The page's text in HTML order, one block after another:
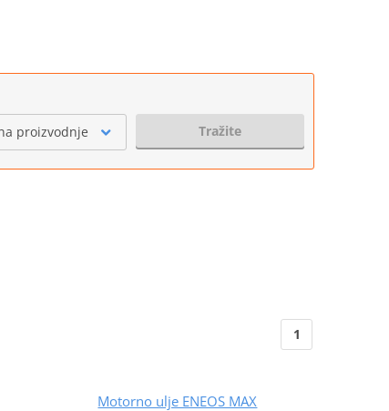
proizvodnje Tražite
1
Motorno ulje ENEOS MAX